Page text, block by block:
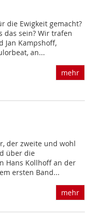
die Ewigkeit gemacht?
das sein? Wir trafen
Jan Kampshoff,
an...
mehr
der zweite und wohl
über die
Hans Kollhoff an der
ersten Band...
mehr